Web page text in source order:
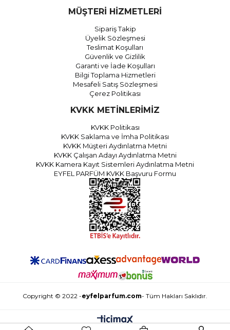
MÜŞTERİ HİZMETLERİ
Sipariş Takip
Üyelik Sözleşmesi
Teslimat Koşulları
Güvenlik ve Gizlilik
Garanti ve İade Koşulları
Bilgi Toplama Hizmetleri
Mesafeli Satış Sözleşmesi
Çerez Politikası
KVKK METİNLERİMİZ
KVKK Politikası
KVKK Saklama ve İmha Politikası
KVKK Müşteri Aydınlatma Metni
KVKK Çalışan Adayı Aydınlatma Metni
KVKK Kamera Kayıt Sistemleri Aydınlatma Metni
EYFEL PARFÜM KVKK Başvuru Formu
Copyright © 2022 -eyfelparfum.com- Tüm Hakları Saklıdır.